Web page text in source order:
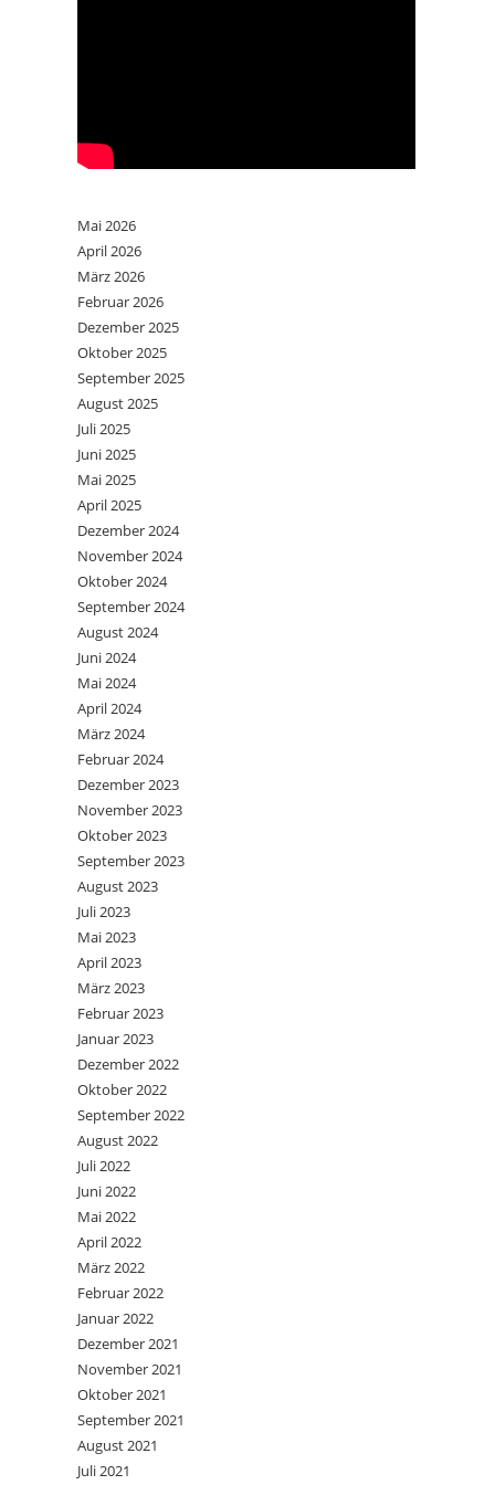
Mai 2026
April 2026
März 2026
Februar 2026
Dezember 2025
Oktober 2025
September 2025
August 2025
Juli 2025
Juni 2025
Mai 2025
April 2025
Dezember 2024
November 2024
Oktober 2024
September 2024
August 2024
Juni 2024
Mai 2024
April 2024
März 2024
Februar 2024
Dezember 2023
November 2023
Oktober 2023
September 2023
August 2023
Juli 2023
Mai 2023
April 2023
März 2023
Februar 2023
Januar 2023
Dezember 2022
Oktober 2022
September 2022
August 2022
Juli 2022
Juni 2022
Mai 2022
April 2022
März 2022
Februar 2022
Januar 2022
Dezember 2021
November 2021
Oktober 2021
September 2021
August 2021
Juli 2021